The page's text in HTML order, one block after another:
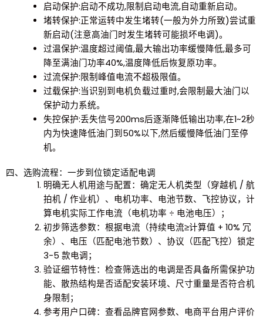
启动保护:启动不成功,限制启动电流,自动重新启动。
堵转保护:正常运转中发生堵转(一般为外力所致)尝试重
新启动(注意高油门时发生堵转可能损坏电调)。
过温保护:温度超过阈值,最大输出功率缓慢降低,最多可
降至满油门功率40%,温度降低后恢复原功率。
过流保护:限制峰值电流不超极限值。
过载保护:当识别到电机负载过重时,会限制最大油门以
保护动力系统。
失控保护:丢失信号200ms后逐渐降低输出功率,在1~2秒
内为快速降低油门到50%以下,然后缓慢降低油门至停
机。
四、选购流程：一步到位锁定适配电调
明确无人机用途与配置：确定无人机类型（穿越机 / 航
拍机 / 作业机）、电机功率、电池节数、飞控协议，计
算电机实际工作电流（电机功率 ÷ 电池电压）；
初步筛选参数：根据电流（持续电流≥计算值 + 10% 冗
余）、电压（匹配电池节数）、协议（匹配飞控）锁定
3-5 款电调；
验证细节特性：检查筛选出的电调是否具备所需保护功
能、散热结构是否适配安装环境、尺寸重量是否符合机
身限制；
参考用户口碑：查看品牌官网参数、电商平台用户评价